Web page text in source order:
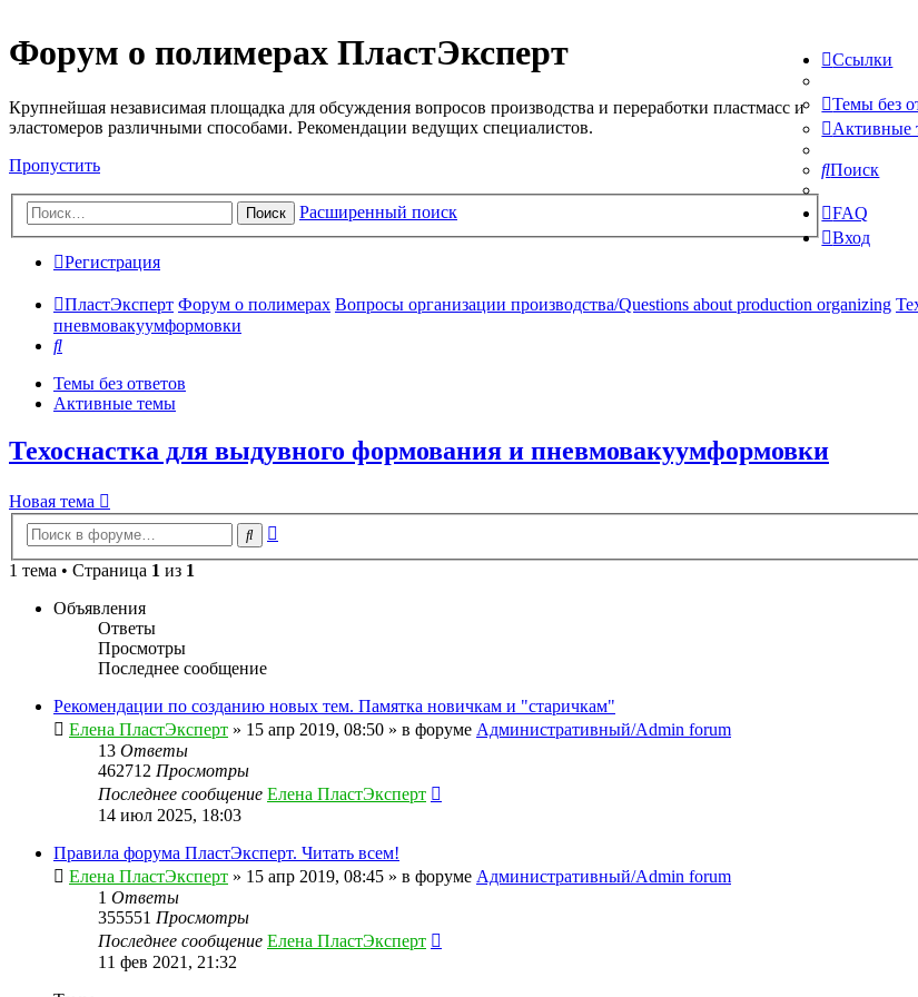
Форум о полимерах ПластЭксперт
Крупнейшая независимая площадка для обсуждения вопросов производства и переработки пластмасс и
эластомеров различными способами. Рекомендации ведущих специалистов.
Пропустить
Поиск Расширенный поиск
Ссылки
Темы без
Активные
Поиск
FAQ
Вход
Регистрация
ПластЭксперт Форум о полимерах Вопросы организации производства/Questions about production organizing
пневмовакуумформовки
Поиск
Темы без ответов
Активные темы
Техоснастка для выдувного формования и пневмовакуумформовки
Новая тема
Поиск
1 тема • Страница 1 из 1
Объявления
Ответы
Просмотры
Последнее сообщение
Рекомендации по созданию новых тем. Памятка новичкам и "старичкам"
Елена ПластЭксперт » 15 апр 2019, 08:50 » в форуме Административный/Admin forum
13 Ответы
462712 Просмотры
Последнее сообщение Елена ПластЭксперт
14 июл 2025, 18:03
Правила форума ПластЭксперт. Читать всем!
Елена ПластЭксперт » 15 апр 2019, 08:45 » в форуме Административный/Admin forum
1 Ответы
355551 Просмотры
Последнее сообщение Елена ПластЭксперт
11 фев 2021, 21:32